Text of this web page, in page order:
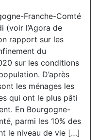
l’Insee,
le
premier
confinement
a
fragilisé
les
plus
modestes
Franche-Comté
(voir l’Agora de
rapport sur les
du
sur les conditions
D’après
les ménages les
qui ont le plus pâti
En Bourgogne-
parmi les 10% des
le niveau de vie […]